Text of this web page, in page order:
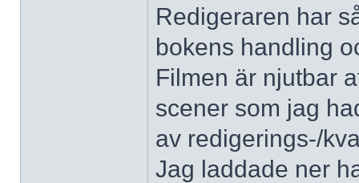
Redigeraren har
bokens handling
Filmen är njutbar
scener som jag
av redigerings-/
Jag laddade ner